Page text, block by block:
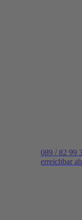
089 / 82 99
erreichbar